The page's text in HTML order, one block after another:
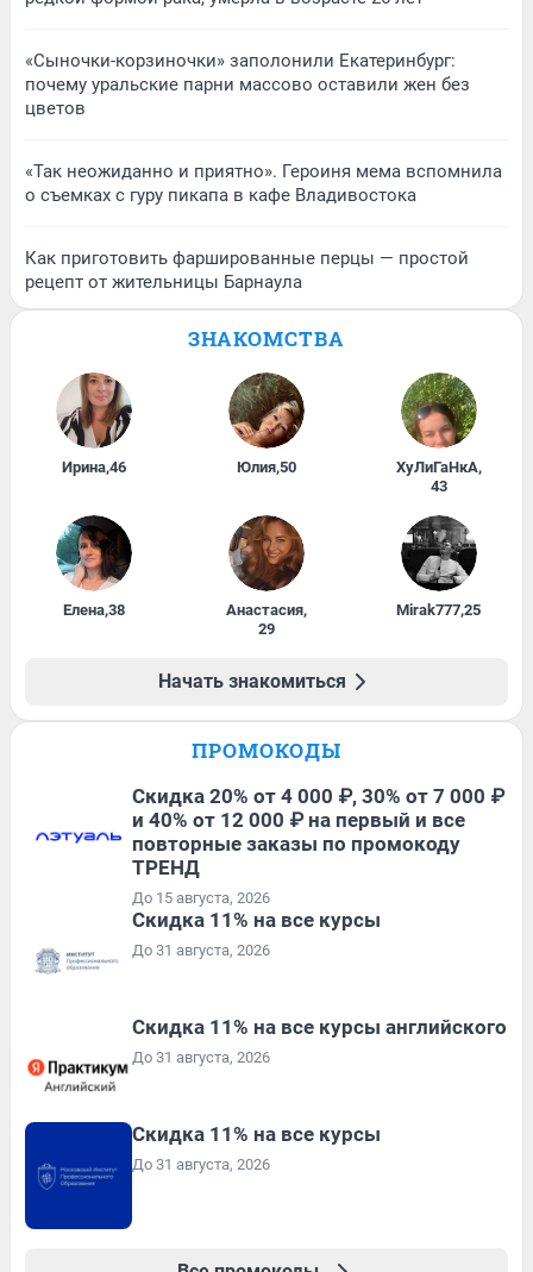
«Сыночки-корзиночки» заполонили Екатеринбург:
почему уральские парни массово оставили жен без
цветов
«Так неожиданно и приятно». Героиня мема вспомнила
о съемках с гуру пикапа в кафе Владивостока
Как приготовить фаршированные перцы — простой
рецепт от жительницы Барнаула
ЗНАКОМСТВА
Ирина,46 Юлия,50 ХуЛиГаНкА,
43
Елена,38 Анастасия,
29
Mirak777,25
Начать знакомиться
ПРОМОКОДЫ
Скидка 20% от 4 000 ₽, 30% от 7 000 ₽
и 40% от 12 000 ₽ на первый и все
повторные заказы по промокоду
ТРЕНД
До 15 августа, 2026
Скидка 11% на все курсы
До 31 августа, 2026
Скидка 11% на все курсы английского
До 31 августа, 2026
Скидка 11% на все курсы
До 31 августа, 2026